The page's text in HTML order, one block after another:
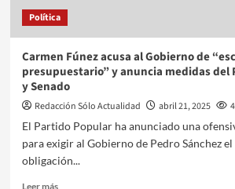
Política
Carmen Fúnez acusa al Gobierno de
presupuestario” y anuncia medidas del
y Senado
Redacción Sólo Actualidad abril 21, 2025
El Partido Popular ha anunciado una
para exigir al Gobierno de Pedro Sánchez
obligación...
Leer más